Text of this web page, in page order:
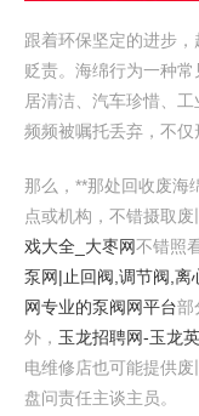
跟着环保坚定的进步
贬责。海绵行为一种
居清洁、汽车珍惜、
频频被嘱托丢弃，不仅
那么，**那处回收废海
点或机构，不错摄取
戏大全_大枣网不错照
泵网|止回阀,调节阀,离
网专业的泵阀网平台部
外， 玉龙招聘网-玉龙
电维修店也可能提供废
盘问责任主谈主员。